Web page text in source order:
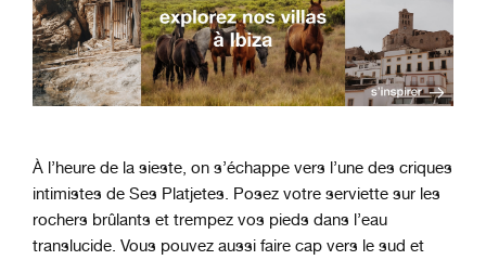
À l’heure de la sieste, on s’échappe vers l’une des criques
intimistes de Ses Platjetes. Posez votre serviette sur les
rochers brûlants et trempez vos pieds dans l’eau
translucide. Vous pouvez aussi faire cap vers le sud et